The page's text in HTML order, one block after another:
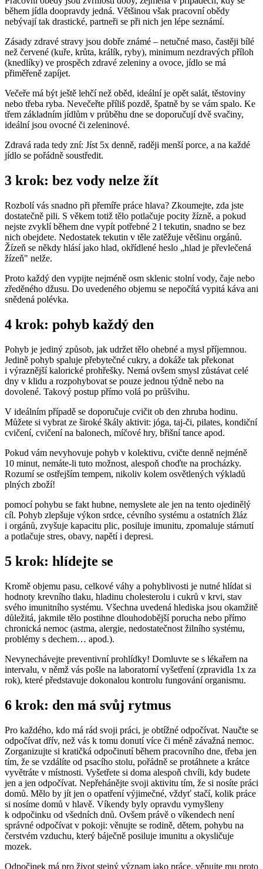
během jídla doopravdy jedná. Většinou však pracovní obědy
nebývají tak drastické, partneři se při nich jen lépe seznámí.
Zásady zdravé stravy jsou dobře známé – netučné maso, častěji bílé
než červené (kuře, krůta, králík, ryby), minimum nezdravých příloh
(knedlíky) ve prospěch zdravé zeleniny a ovoce, jídlo se má
přiměřeně zapíjet.
Večeře má být ještě lehčí než oběd, ideální je opět salát, těstoviny
nebo třeba ryba. Nevečeřte příliš pozdě, špatně by se vám spalo. Ke
třem základním jídlům v průběhu dne se doporučují dvě svačiny,
ideální jsou ovocné či zeleninové.
Zdravá rada tedy zní: Jíst 5x denně, raději menší porce, a na každé
jídlo se pořádně soustředit.
3 krok: bez vody nelze žít
Rozbolí vás snadno při přemíře práce hlava? Zkoumejte, zda jste
dostatečně pili. S věkem totiž tělo potlačuje pocity žízně, a pokud
nejste zvyklí během dne vypít potřebné 2 l tekutin, snadno se bez
nich obejdete. Nedostatek tekutin v těle zatěžuje většinu orgánů.
Žízeň se někdy hlásí jako hlad, okřídlené heslo „hlad je převlečená
žízeň" nelže.
Proto každý den vypijte nejméně osm sklenic stolní vody, čaje nebo
zředěného džusu. Do uvedeného objemu se nepočítá vypitá káva ani
snědená polévka.
4 krok: pohyb každý den
Pohyb je jediný způsob, jak udržet tělo ohebné a mysl příjemnou.
Jedině pohyb spaluje přebytečné cukry, a dokáže tak překonat
i výraznější kalorické prohřešky. Nemá ovšem smysl zůstávat celé
dny v klidu a rozpohybovat se pouze jednou týdně nebo na
dovolené. Takový postup přímo volá po průšvihu.
V ideálním případě se doporučuje cvičit ob den zhruba hodinu.
Můžete si vybrat ze široké škály aktivit: jóga, taj-či, pilates, kondiční
cvičení, cvičení na balonech, míčové hry, břišní tance apod.
Pokud vám nevyhovuje pohyb v kolektivu, cvičte denně nejméně
10 minut, nemáte-li tuto možnost, alespoň choďte na procházky.
Rozumí se ostřejším tempem, nikoliv kolem osvětlených výkladů
plných zboží!
pomocí pohybu se fakt hubne, nemyslete ale jen na tento ojedinělý
cíl. Pohyb zlepšuje výkon srdce, cévního systému a ostatních žláz
i orgánů, zvyšuje kapacitu plic, posiluje imunitu, zpomaluje stárnutí
a potlačuje stres, obavy, napětí i depresi.
5 krok: hlídejte se
Kromě objemu pasu, celkové váhy a pohyblivosti je nutné hlídat si
hodnoty krevního tlaku, hladinu cholesterolu i cukrů v krvi, stav
svého imunitního systému. Všechna uvedená hlediska jsou okamžitě
důležitá, jakmile tělo postihne dlouhodobější porucha nebo přímo
chronická nemoc (astma, alergie, nedostatečnost žilního systému,
problémy s dechem… apod.).
Nevynechávejte preventivní prohlídky! Domluvte se s lékařem na
intervalu, v němž vás pošle na laboratorní vyšetření (zpravidla 1x za
rok), které představuje dokonalou kontrolu fungování organismu.
6 krok: den má svůj rytmus
Pro každého, kdo má rád svoji práci, je obtížné odpočívat. Naučte se
odpočívat dřív, než vás k tomu donutí více či méně závažná nemoc.
Zorganizujte si kratičká odpočinutí během pracovního dne, třeba jen
tím, že se vzdálíte od psacího stolu, pořádně se protáhnete a krátce
vyvětráte v místnosti. Vyšetřete si doma alespoň chvíli, kdy budete
jen a jen odpočívat. Nepřehánějte svoji aktivitu tím, že si nosíte práci
domů. Mělo by jít jen o opatření výjimečné, vždyť stačí, kolik práce
si nosíme domů v hlavě. Víkendy byly opravdu vymyšleny
k odpočinku od všedních dnů. Ovšem právě o víkendech není
správné odpočívat v pokoji: věnujte se rodině, dětem, pohybu na
čerstvém vzduchu, který báječně posiluje imunitu a okysličuje
mozek.
Odpočinek má pro život stejný význam jako práce, věnujte mu proto